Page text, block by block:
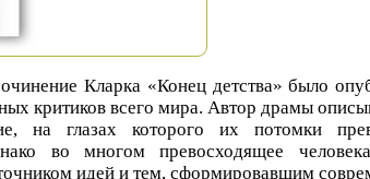
Кларка «Конец детства» было
критиков всего мира. Автор драмы
на глазах которого их потомки
во многом превосходящее
идей и тем, сформировавшим